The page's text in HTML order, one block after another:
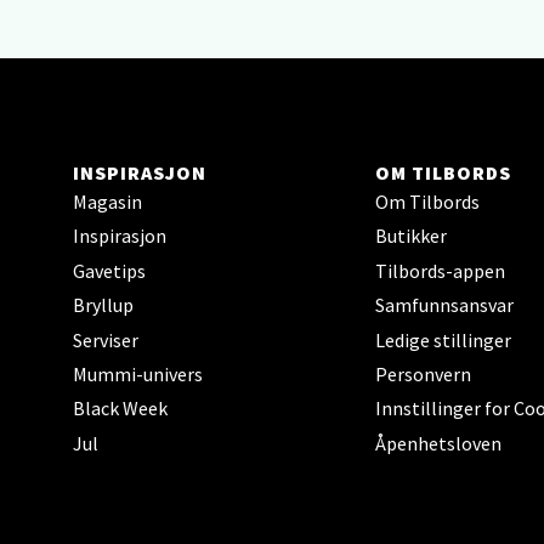
INSPIRASJON
Magasin
Inspirasjon
Gavetips
Bryllup
Serviser
Mummi-univers
Black Week
Jul
OM TILBORDS
Om Tilbords
Butikker
Tilbords-appen
Samfunnsansvar
Ledige stillinger
Personvern
Innstillinger for
Åpenhetsloven
Åpent i
Ski